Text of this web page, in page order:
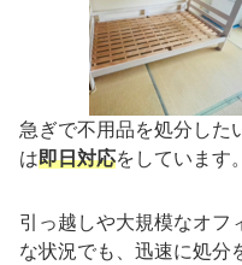
急ぎで不用品を処分した
は即日対応をしています。
引っ越しや大規模なオフ
な状況でも、迅速に処分